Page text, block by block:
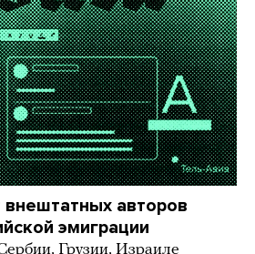
авторов
эмиграции
Грузии, Израиле